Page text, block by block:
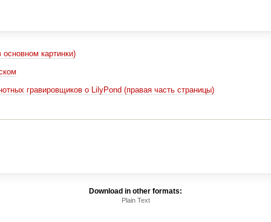
картинки)
гравировщиков о LilyPond (правая часть страницы)
Download in other formats:
Plain Text